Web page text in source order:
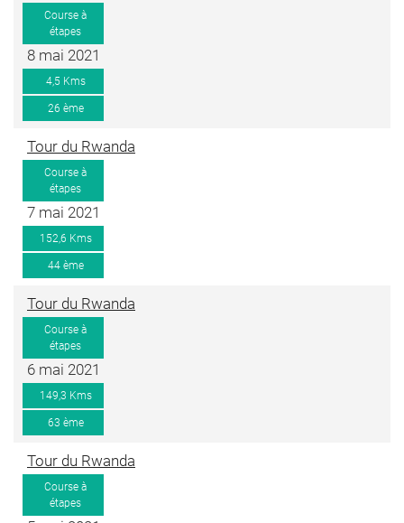
Course à
étapes
8 mai 2021
4,5 Kms
26 ème
Tour du Rwanda
Course à
étapes
7 mai 2021
152,6 Kms
44 ème
Tour du Rwanda
Course à
étapes
6 mai 2021
149,3 Kms
63 ème
Tour du Rwanda
Course à
étapes